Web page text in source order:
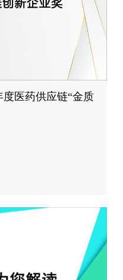
度医药供应链“金质